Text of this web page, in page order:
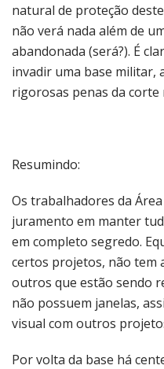
natural de proteção
não verá nada além de
abandonada (será?). É
invadir uma base militar,
rigorosas penas da corte
Resumindo:
Os trabalhadores da
juramento em manter
em completo segredo.
certos projetos, não tem
outros que estão sendo
não possuem janelas,
visual com outros
Por volta da base há